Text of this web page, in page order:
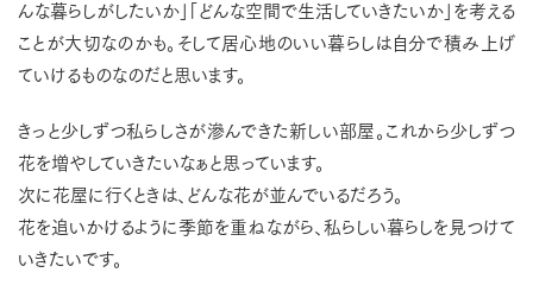
んな暮らしがしたいか」「どんな空間で生活していきたいか」を考える
ことが大切なのかも。そして居心地のいい暮らしは自分で積み上げ
ていけるものなのだと思います。
きっと少しずつ私らしさが滲んできた新しい部屋。これから少しずつ
花を増やしていきたいなぁと思っています。
次に花屋に行くときは、どんな花が並んでいるだろう。
花を追いかけるように季節を重ねながら、私らしい暮らしを見つけて
いきたいです。